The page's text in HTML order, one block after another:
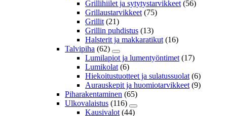
Grillihiilet ja sytytystarvikkeet (56)
Grillaustarvikkeet (75)
Grillit (21)
Grillin puhdistus (13)
Halsterit ja makkaratikut (16)
Talvipiha (62)
Lumilapiot ja lumentyöntimet (17)
Lumikolat (6)
Hiekoitustuotteet ja sulatussuolat (6)
Aurauskepit ja huomiotarvikkeet (9)
Piharakentaminen (65)
Ulkovalaistus (116)
Kausivalot (44)